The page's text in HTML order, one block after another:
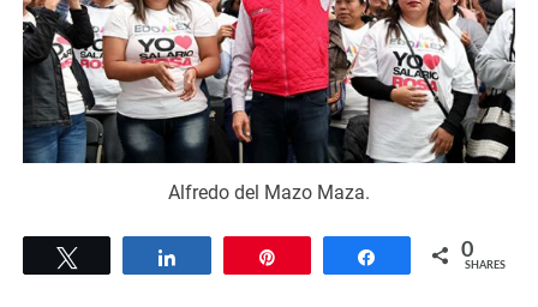
Alfredo del Mazo Maza.
Share 0
SHARES